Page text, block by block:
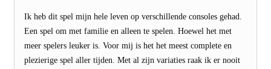
Ik heb dit spel mijn hele leven op verschillende consoles gehad.
Een spel om met familie en alleen te spelen. Hoewel het met
meer spelers leuker is. Voor mij is het het meest complete en
plezierige spel aller tijden. Met al zijn variaties raak ik er nooit